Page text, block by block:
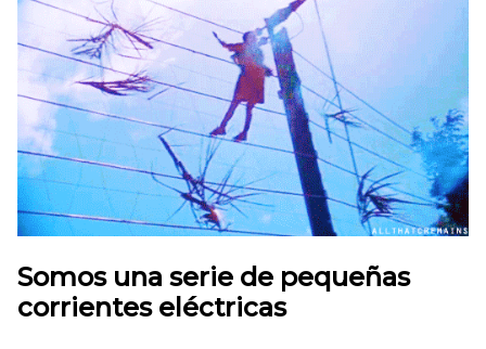
Somos una serie de pequeñas
corrientes eléctricas